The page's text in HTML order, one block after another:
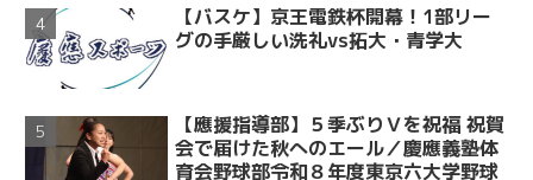
【バスケ】京王電鉄杯開幕！1部リー
グの手厳しい洗礼vs拓大・青学大
【應援指導部】５季ぶりＶを祝福 祝賀
会で届けた秋へのエール／慶應義塾体
育会野球部令和８年度東京六大学野球